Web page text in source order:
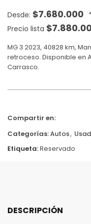
$7.680.000
Precio lista $
MG 3 2023, 40828 km,
retroceso. Disponible en
Carrasco.
Compartir en:
Categorías:Autos,
Etiqueta:Reservado
DESCRIPCIÓN